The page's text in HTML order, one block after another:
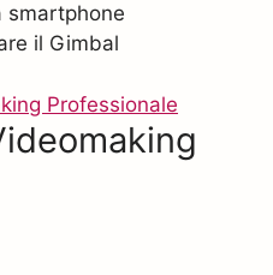
smartphone
il Gimbal